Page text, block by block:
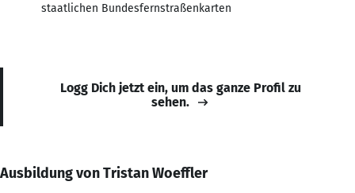
staatlichen Bundesfernstraßenkarten
Logg Dich jetzt ein, um das ganze Profil zu
sehen.
Ausbildung von Tristan Woeffler